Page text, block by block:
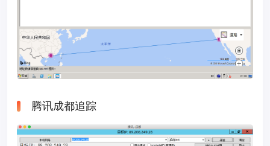
腾讯成都追踪